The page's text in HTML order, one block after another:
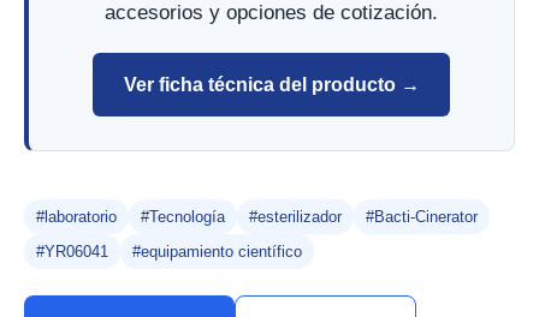
accesorios y opciones de cotización.
Ver ficha técnica del producto →
#laboratorio #Tecnología #esterilizador
#Bacti-Cinerator
#YR06041
#equipamiento científico